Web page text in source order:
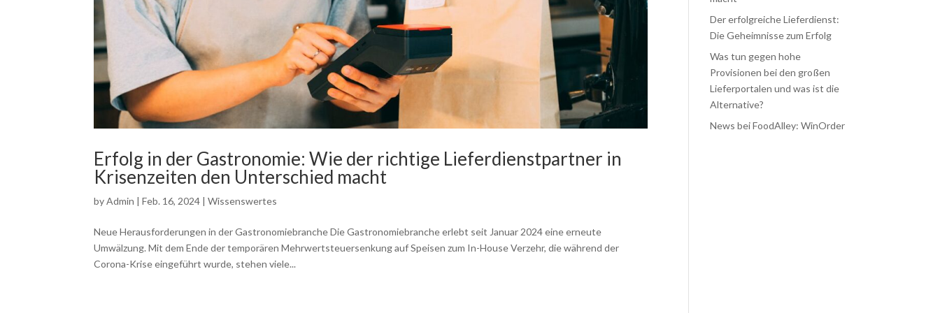
Erfolg in der Gastronomie: Wie der richtige Lieferdienstpartner in
Krisenzeiten den Unterschied macht
byAdmin |Feb. 16, 2024 |Wissenswertes
Neue Herausforderungen in der Gastronomiebranche Die Gastronomiebranche erlebt seit Januar 2024 eine erneute
Umwälzung. Mit dem Ende der temporären Mehrwertsteuersenkung auf Speisen zum In-House Verzehr, die während der
Corona-Krise eingeführt wurde, stehen viele...
Der erfolgreiche Lieferdienst:
Die Geheimnisse zum Erfolg
Was tun gegen hohe
Provisionen bei den großen
Lieferportalen und was ist die
Alternative?
News bei FoodAlley: WinOrder